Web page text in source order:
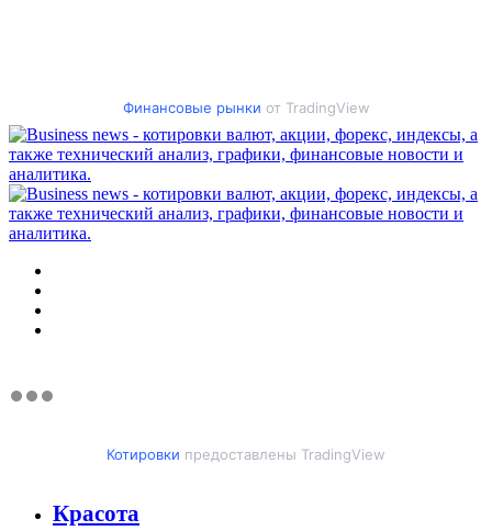
Финансовые рынки от TradingView
Котировки предоставлены TradingView
Красота